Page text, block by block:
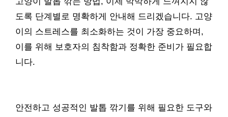
도록 단계별로 명확하게 안내해 드리겠습니다. 고양
이의 스트레스를 최소화하는 것이 가장 중요하며,
이를 위해 보호자의 침착함과 정확한 준비가 필요합
니다.
안전하고 성공적인 발톱 깎기를 위해 필요한 도구와